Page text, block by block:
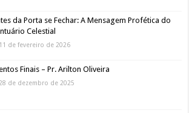
da Porta se Fechar: A Mensagem Profética do
Celestial
11 de fevereiro de 2026
Finais – Pr. Arilton Oliveira
28 de dezembro de 2025